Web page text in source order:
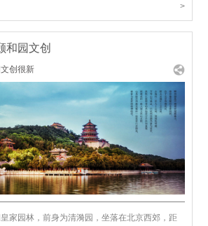
>
和园文创
创很新
家园林，前身为清漪园，坐落在北京西郊，距